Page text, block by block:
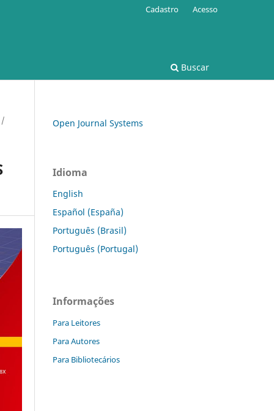
Buscar
Cadastro Acesso
/
Open Journal Systems
Idioma
English
Español (España)
Português (Brasil)
Português (Portugal)
Informações
Para Leitores
Para Autores
Para Bibliotecários